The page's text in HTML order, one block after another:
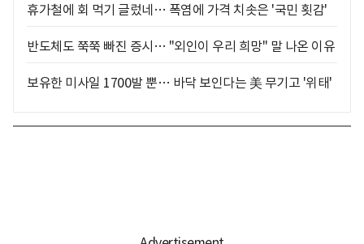
휴가철에 회 먹기 글렀네… 폭염에 가격 치솟은 '국민 횟감'
반도체도 쭉쭉 빠진 증시… "외인이 우리 희망" 말 나온 이유
보유한 미사일 1700발 뿐… 바닥 보인다는 美 무기고 '위태'